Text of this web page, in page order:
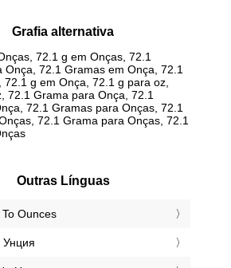
Grafia alternativa
72.1 g em Onças, 72.1
Onça, 72.1 Gramas em Onça, 72.1
72.1 g em Onça, 72.1 g para oz,
72.1 Grama para Onça, 72.1
72.1 Gramas para Onças, 72.1
72.1 Grama para Onças, 72.1
Outras Línguas
Ounces
Унция